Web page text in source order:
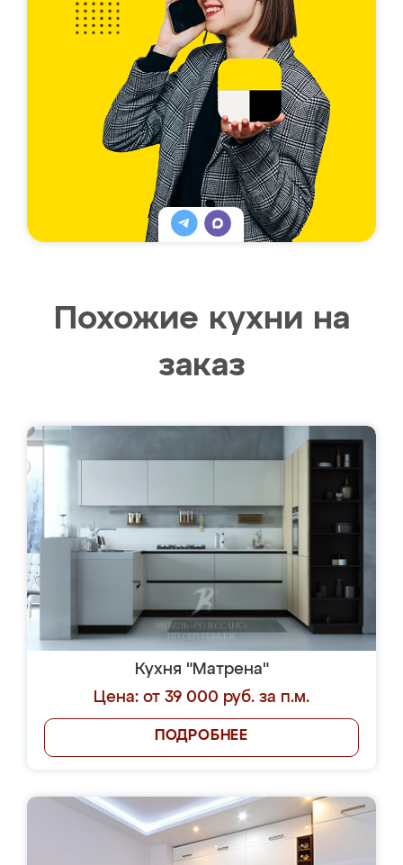
Похожие кухни на
заказ
Кухня "Матрена"
Цена: от 39 000 руб. за п.м.
ПОДРОБНЕЕ